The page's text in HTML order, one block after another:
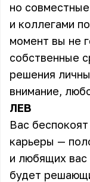
но
и коллегами
момент вы не
собственные
решения
внимание,
ЛЕВ
Вас
карьеры —
и любящих
будет